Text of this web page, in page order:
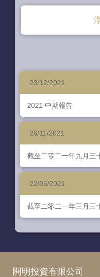
聯 絡 我 們
ENG
23/12/2021
2021 中期報告
26/11/2021
截至二零二一年九月三
22/06/2021
截至二零二一年三月三
開明投資有限公司